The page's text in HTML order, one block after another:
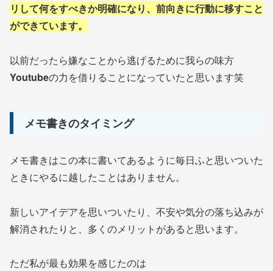
リして何をすべきか明確になり、前向きに行動に移すこと
ができています。
以前だったら嫌なことから逃げるために我らの味方
Youtubeの力を借りることになっていたと思います笑
メモ書きのタイミング
メモ書きはこの本に書いてあるように毎日ふと思いついた
ときにやるに越したことはありません。
新しいアイデアを思いついたり、不安や気分の落ち込みが
解消されたりと、多くのメリットがあると思います。
ただ私が最も効果を感じたのは